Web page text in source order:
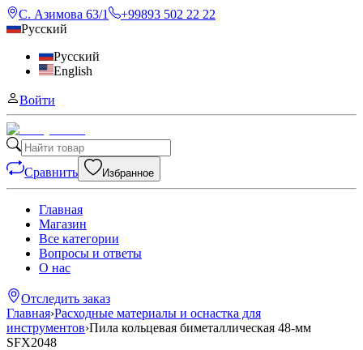
С. Азимова 63/1
+99893 502 22 22
Русский
Русский
English
Войти
Сравнить Избранное
Главная
Магазин
Все категории
Вопросы и ответы
О нас
Отследить заказ
Главная›Расходные материалы и оснастка для
инструментов›Пила кольцевая биметаллическая 48-мм
SFX2048